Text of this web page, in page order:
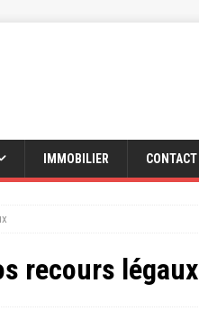
IMMOBILIER CONTACT
recours légaux